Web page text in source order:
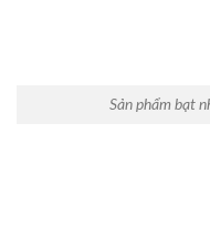
Sản phẩm bạt